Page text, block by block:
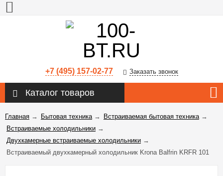
+7 (495) 157-02-77 Заказать звонок
Каталог товаров
Главная → Бытовая техника→ Встраиваемая бытовая техника→
Встраиваемые холодильники →
Двухкамерные встраиваемые холодильники →
Встраиваемый двухкамерный холодильник Krona Balfrin KRFR 101